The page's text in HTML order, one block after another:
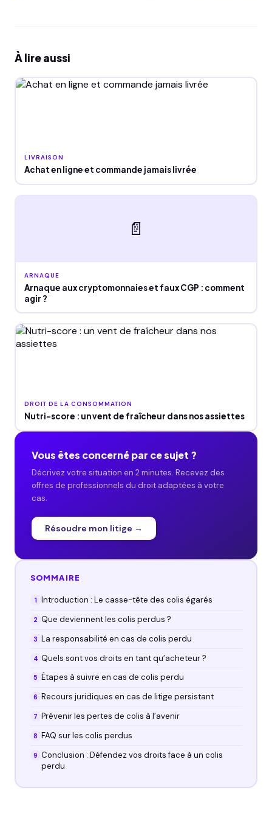
À lire aussi
LIVRAISON
Achat en ligne et commande jamais livrée
📄
ARNAQUE
Arnaque aux cryptomonnaies et faux CGP : comment
agir ?
DROIT DE LA CONSOMMATION
Nutri-score : un vent de fraîcheur dans nos assiettes
Vous êtes concerné par ce sujet ?
Décrivez votre situation en 2 minutes. Recevez des
offres de professionnels du droit adaptées à votre
cas.
Résoudre mon litige →
SOMMAIRE
Introduction : Le casse-tête des colis égarés‍
Que deviennent les colis perdus ?
La responsabilité en cas de colis perdu
Quels sont vos droits en tant qu’acheteur ?
Étapes à suivre en cas de colis perdu
Recours juridiques en cas de litige persistant
Prévenir les pertes de colis à l’avenir
FAQ sur les colis perdus
Conclusion : Défendez vos droits face à un colis
perdu